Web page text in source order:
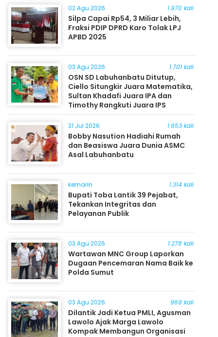
02 Agu 2026 1.970 kali
Silpa Capai Rp54, 3 Miliar Lebih,
Fraksi PDIP DPRD Karo Tolak LPJ
APBD 2025
03 Agu 2026 1.701 kali
OSN SD Labuhanbatu Ditutup,
Ciello Situngkir Juara Matematika,
Sultan Khadafi Juara IPA dan
Timothy Rangkuti Juara IPS
31 Jul 2026 1.653 kali
Bobby Nasution Hadiahi Rumah
dan Beasiswa Juara Dunia ASMC
Asal Labuhanbatu
kemarin 1.314 kali
Bupati Toba Lantik 39 Pejabat,
Tekankan Integritas dan
Pelayanan Publik
03 Agu 2026 1.278 kali
Wartawan MNC Group Laporkan
Dugaan Pencemaran Nama Baik ke
Polda Sumut
03 Agu 2026 969 kali
Dilantik Jadi Ketua PMLI, Agusman
Lawolo Ajak Marga Lawolo
Kompak Membangun Organisasi